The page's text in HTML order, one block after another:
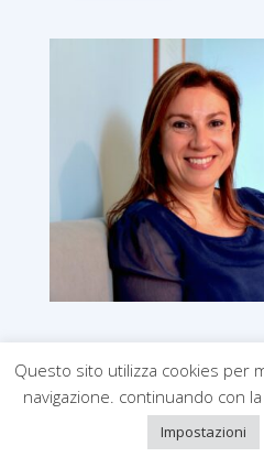
Dott.ssa
Psicologa Psicoterapeuta
EMDR practitioner
Questo sito utilizza cookies per
navigazione. continuando con
Impostazioni